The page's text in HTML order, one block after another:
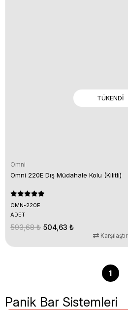
TÜKENDI
Omni
Omni 220E Dış Müdahale Kolu (Kilitli)
OMN-220E
ADET
504,63 ₺
593,68 ₺
Karşılaştır
1
Panik Bar Sistemleri